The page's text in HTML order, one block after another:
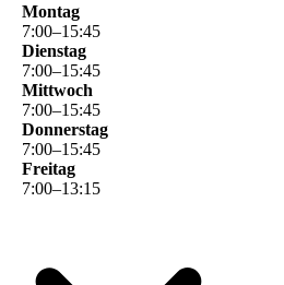
Montag
7:00–15:45
Dienstag
7:00–15:45
Mittwoch
7:00–15:45
Donnerstag
7:00–15:45
Freitag
7:00–13:15